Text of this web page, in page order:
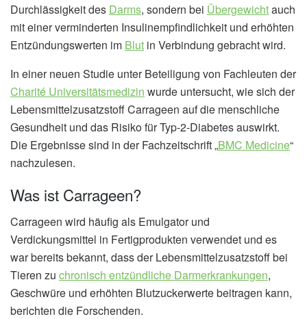
Durchlässigkeit des Darms, sondern bei Übergewichtauch
mit einer verminderten Insulinempfindlichkeit und erhöhten
Entzündungswerten im Blut in Verbindung gebracht wird.
In einer neuen Studie unter Beteiligung von Fachleuten der
Charité Universitätsmedizin wurde untersucht, wie sich der
Lebensmittelzusatzstoff Carrageen auf die menschliche
Gesundheit und das Risiko für Typ-2-Diabetes auswirkt.
Die Ergebnisse sind in der Fachzeitschrift „BMC Medicine“
nachzulesen.
Was ist Carrageen?
Carrageen wird häufig als Emulgator und
Verdickungsmittel in Fertigprodukten verwendet und es
war bereits bekannt, dass der Lebensmittelzusatzstoff bei
Tieren zu chronisch entzündliche Darmerkrankungen,
Geschwüre und erhöhten Blutzuckerwerte beitragen kann,
berichten die Forschenden.